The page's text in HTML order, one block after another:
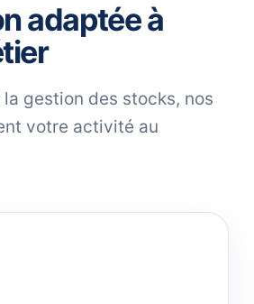
adaptée à
gestion des stocks, nos
votre activité au